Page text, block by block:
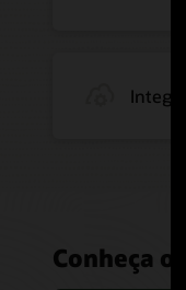
Conheça o